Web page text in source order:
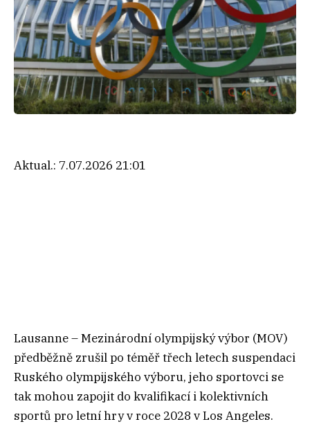
Aktual.: 7.07.2026 21:01
Lausanne – Mezinárodní olympijský výbor (MOV)
předběžně zrušil po téměř třech letech suspendaci
Ruského olympijského výboru, jeho sportovci se
tak mohou zapojit do kvalifikací i kolektivních
sportů pro letní hry v roce 2028 v Los Angeles.